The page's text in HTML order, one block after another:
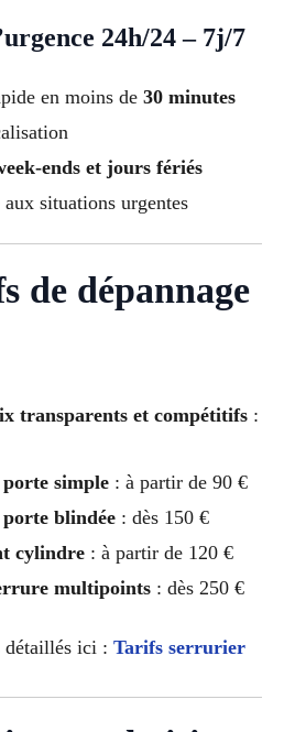
24h/24 – 7j/7
en moins de 30 minutes
ends et jours fériés
aux situations urgentes
de dépannage
transparents et compétitifs :
simple: à partir de 90 €
blindée: dès 150 €
cylindre: à partir de 120 €
multipoints: dès 250 €
détaillés ici : Tarifs serrurier